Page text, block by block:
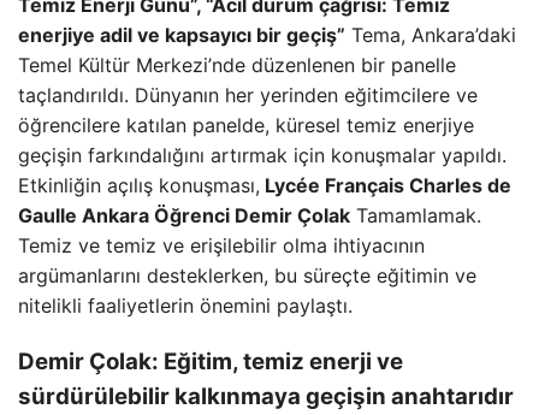
Temiz Enerji Günü”, “Acil durum çağrısı: Temiz
enerjiye adil ve kapsayıcı bir geçiş” Tema, Ankara’daki
Temel Kültür Merkezi’nde düzenlenen bir panelle
taçlandırıldı. Dünyanın her yerinden eğitimcilere ve
öğrencilere katılan panelde, küresel temiz enerjiye
geçişin farkındalığını artırmak için konuşmalar yapıldı.
Etkinliğin açılış konuşması, Lycée Français Charles de
Gaulle Ankara Öğrenci Demir Çolak Tamamlamak.
Temiz ve temiz ve erişilebilir olma ihtiyacının
argümanlarını desteklerken, bu süreçte eğitimin ve
nitelikli faaliyetlerin önemini paylaştı.
Demir Çolak: Eğitim, temiz enerji ve
sürdürülebilir kalkınmaya geçişin anahtarıdır